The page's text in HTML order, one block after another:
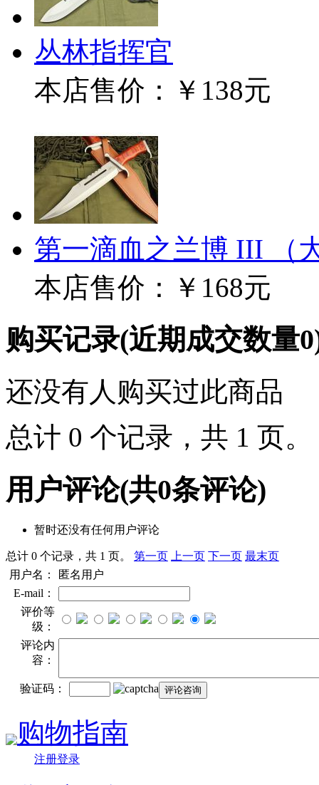
丛林指挥官
本店售价：
￥138元
第一滴血之兰博 III （
本店售价：
￥168元
购买记录(近期成交数量0
还没有人购买过此商品
总计 0 个记录，共 1 页。
用户评论(共0条评论)
暂时还没有任何用户评论
总计 0 个记录，共 1 页。 第一页 上一页 下一页 最末页
用户名：
匿名用户
E-mail：
评价等
级：
评论内
容：
验证码：
购物指南
注册登录